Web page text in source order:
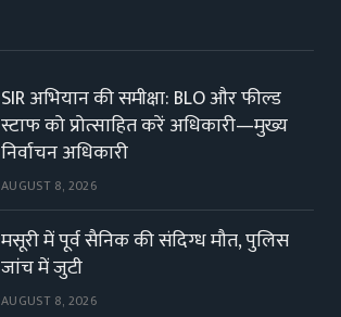
SIR अभियान की समीक्षा: BLO और फील्ड
स्टाफ को प्रोत्साहित करें अधिकारी—मुख्य
निर्वाचन अधिकारी
AUGUST 8, 2026
मसूरी में पूर्व सैनिक की संदिग्ध मौत, पुलिस
जांच में जुटी
AUGUST 8, 2026